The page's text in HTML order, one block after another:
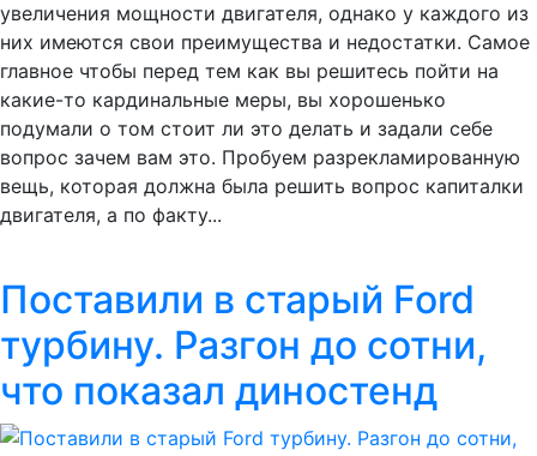
увеличения мощности двигателя, однако у каждого из
них имеются свои преимущества и недостатки. Самое
главное чтобы перед тем как вы решитесь пойти на
какие-то кардинальные меры, вы хорошенько
подумали о том стоит ли это делать и задали себе
вопрос зачем вам это. Пробуем разрекламированную
вещь, которая должна была решить вопрос капиталки
двигателя, а по факту...
Поставили в старый Ford
турбину. Разгон до сотни,
что показал диностенд